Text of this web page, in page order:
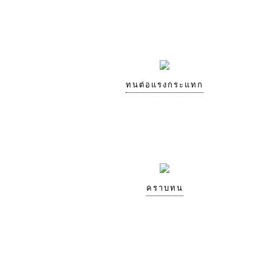
ทนต่อแรงกระแทก
คราบทน